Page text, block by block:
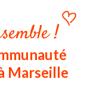
!
Marseille